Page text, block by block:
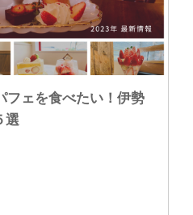
フェを食べたい！伊勢
選